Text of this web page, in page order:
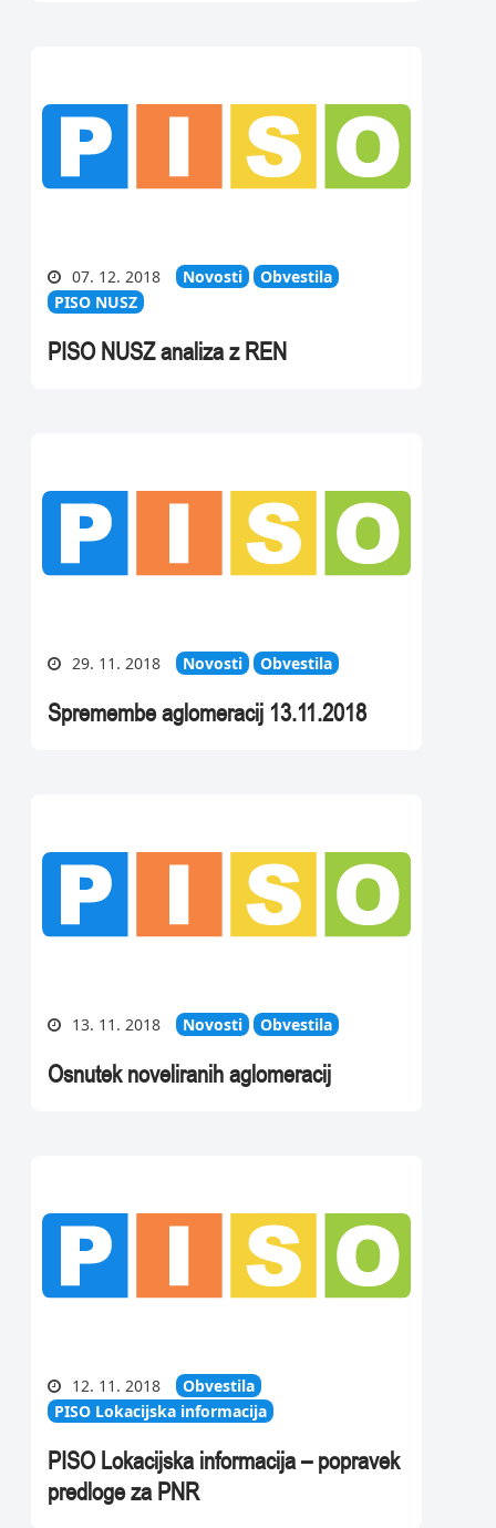
07. 12. 2018 Novosti
Obvestila
PISO NUSZ
PISO NUSZ analiza z REN
29. 11. 2018 Novosti Obvestila
Spremembe aglomeracij 13.11.2018
13. 11. 2018 Novosti Obvestila
Osnutek noveliranih aglomeracij
12. 11. 2018
Obvestila
PISO Lokacijska informacija
PISO Lokacijska informacija – popravek
predloge za PNR